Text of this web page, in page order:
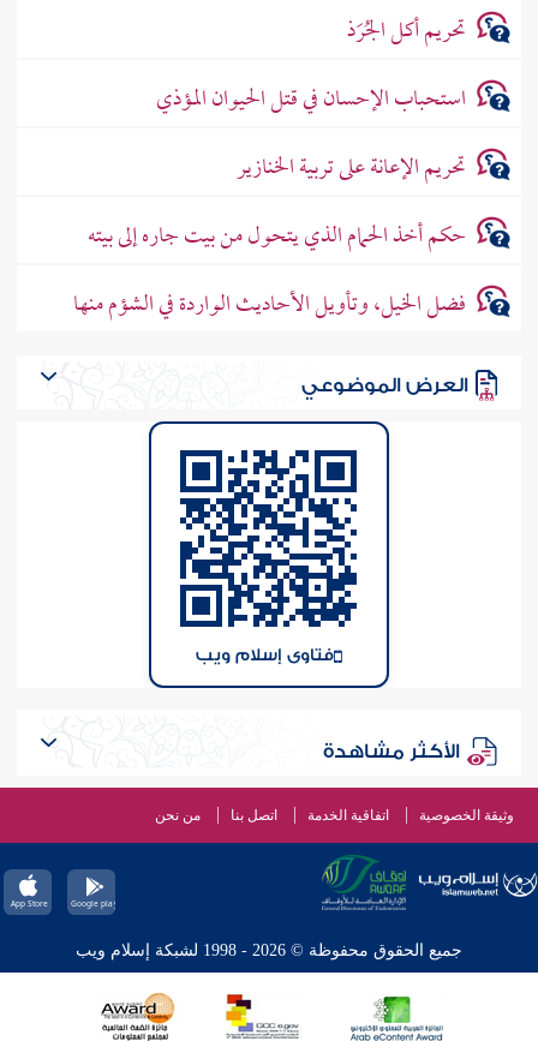
تحريم أكل الجُرَذ
استحباب الإحسان في قتل الحيوان المؤذي
تحريم الإعانة على تربية الخنازير
حكم أخذ الحمام الذي يتحول من بيت جاره إلى بيته
فضل الخيل، وتأويل الأحاديث الواردة في الشؤم منها
العرض الموضوعي
فتاوى إسلام ويب
الأكثر مشاهدة
وثيقة الخصوصية اتفاقية الخدمة اتصل بنا من نحن
جميع الحقوق محفوظة © 2026 - 1998 لشبكة إسلام ويب